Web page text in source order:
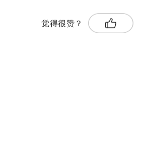
觉得很赞？